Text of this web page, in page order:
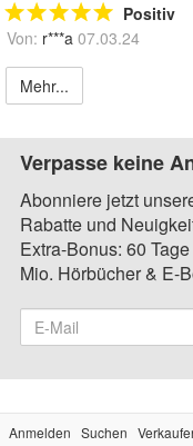
Positiv
Von: r***a 07.03.24
Mehr...
Verpasse keine
Abonniere jetzt
Rabatte und
Extra-Bonus: 60
Mio. Hörbücher & E-
Anmelden Suchen